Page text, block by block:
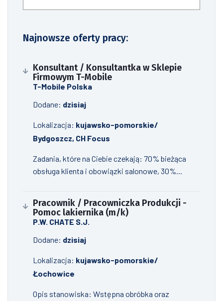
Najnowsze oferty pracy:
Konsultant / Konsultantka w Sklepie
Firmowym T-Mobile
T-Mobile Polska
Dodane: dzisiaj
Lokalizacja: kujawsko-pomorskie/
Bydgoszcz, CH Focus
Zadania, które na Ciebie czekają: 70% bieżąca
obsługa klienta i obowiązki salonowe, 30%...
Pracownik / Pracowniczka Produkcji -
Pomoc lakiernika (m/k)
P.W. CHATE S.J.
Dodane: dzisiaj
Lokalizacja: kujawsko-pomorskie/
Łochowice
Opis stanowiska: Wstępna obróbka oraz